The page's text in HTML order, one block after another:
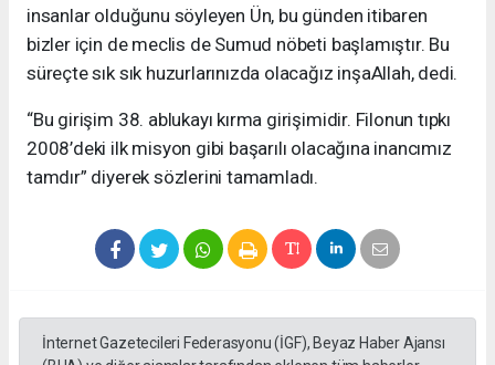
insanlar olduğunu söyleyen Ün, bu günden itibaren
bizler için de meclis de Sumud nöbeti başlamıştır. Bu
süreçte sık sık huzurlarınızda olacağız inşaAllah, dedi.
“Bu girişim 38. ablukayı kırma girişimidir. Filonun tıpkı
2008’deki ilk misyon gibi başarılı olacağına inancımız
tamdır” diyerek sözlerini tamamladı.
İnternet Gazetecileri Federasyonu (İGF), Beyaz Haber Ajansı